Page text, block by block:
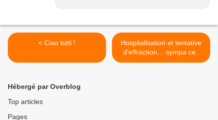
< Ciao tutti !
Hospitalisation et tentative
d’effraction… sympa ces
vacances italiennes ! >
Hébergé par Overblog
Top articles
Pages